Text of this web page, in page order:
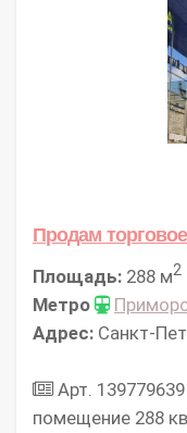
Продам
Площадь: 288 м2
Метро
Адрес: Санкт-
Арт.
помещение 288